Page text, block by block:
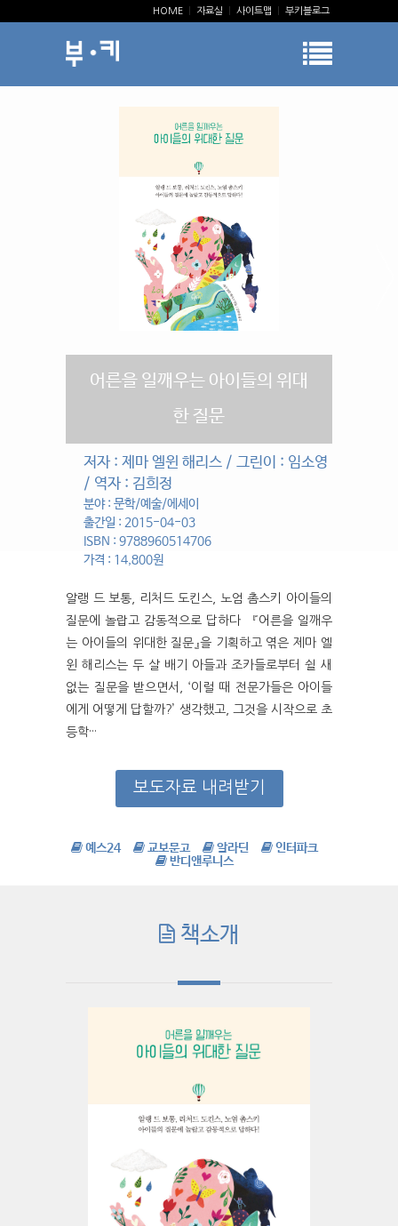
HOME 자료실 사이트맵 부키블로그
어른을 일깨우는 아이들의 위대
한 질문
저자 : 제마 엘윈 해리스 / 그린이 : 임소영
/ 역자 : 김희정
분야 : 문학/예술/에세이
출간일 : 2015-04-03
ISBN : 9788960514706
가격 : 14,800원
알랭 드 보통, 리처드 도킨스, 노엄 촘스키 아이들의
질문에 놀랍고 감동적으로 답하다 『어른을 일깨우
는 아이들의 위대한 질문』을 기획하고 엮은 제마 엘
윈 해리스는 두 살 배기 아들과 조카들로부터 쉴 새
없는 질문을 받으면서, ‘이럴 때 전문가들은 아이들
에게 어떻게 답할까?’ 생각했고, 그것을 시작으로 초
등학···
보도자료 내려받기
예스24 교보문고 알라딘
인터파크
반디앤루니스
책소개